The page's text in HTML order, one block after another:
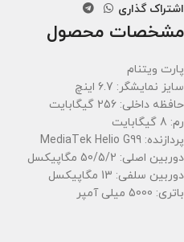
اشتراک گذاری
مشخصات محصول
پارت ویتنام
سایز نمایشگر: 6.7 اینچ
حافظه داخلی: 256 گیگابایت
رم: 8 گیگابایت
پردازنده: MediaTek Helio G99
دوربین اصلی: 50/5/2 مگاپیکسل
دوربین سلفی: 13 مگاپیکسل
باتری: 5000 میلی آمپر